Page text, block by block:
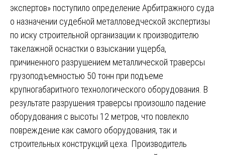
экспертов» поступило определение Арбитражного суда
о назначении судебной металловедческой экспертизы
по иску строительной организации к производителю
такелажной оснастки о взыскании ущерба,
причиненного разрушением металлической траверсы
грузоподъемностью 50 тонн при подъеме
крупногабаритного технологического оборудования. В
результате разрушения траверсы произошло падение
оборудования с высоты 12 метров, что повлекло
повреждение как самого оборудования, так и
строительных конструкций цеха. Производитель